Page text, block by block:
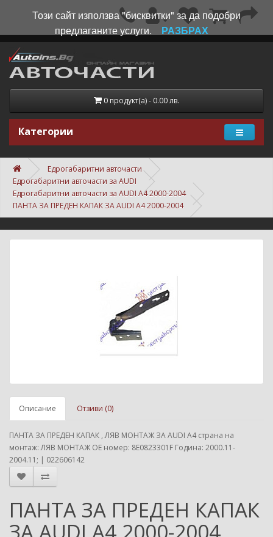
0 продукт(а) - 0.00 лв.
Категории
Едрогабаритни авточасти
Едрогабаритни авточасти за AUDI
Едрогабаритни авточасти за AUDI A4 2000-2004
ПАНТА ЗА ПРЕДЕН КАПАК ЗА AUDI A4 2000-2004
Описание Отзиви (0)
ПАНТА ЗА ПРЕДЕН КАПАК , ЛЯВ МОНТАЖ ЗА AUDI A4 страна на
монтаж: ЛЯВ МОНТАЖ ОЕ номер: 8E0823301F Година: 2000.11-
2004.11; | 022606142
ПАНТА ЗА ПРЕДЕН КАПАК
Този сайт използва "бисквитки" за да подобри
предлаганите услуги.
РАЗБРАХ